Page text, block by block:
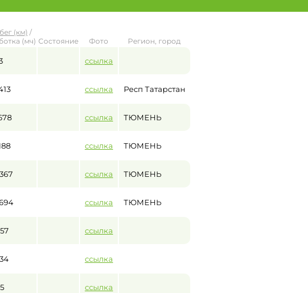
(км) /
(мч) Состояние Фото Регион, город
ссылка
ссылка Респ Татарстан
ссылка ТЮМЕНЬ
ссылка ТЮМЕНЬ
ссылка ТЮМЕНЬ
ссылка ТЮМЕНЬ
ссылка
ссылка
ссылка